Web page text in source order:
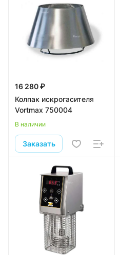
16 280 ₽
Колпак искрогасителя
Vortmax 750004
В наличии
Заказать